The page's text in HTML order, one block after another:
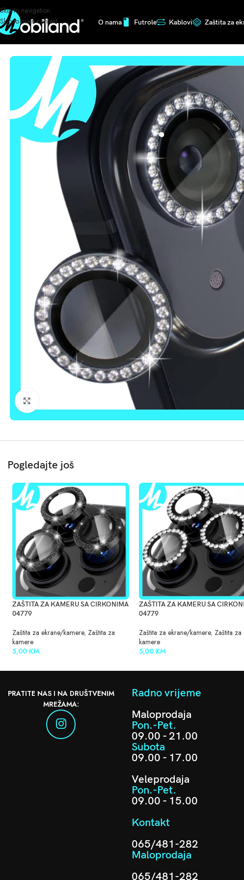
Skip to navigation
Skip to main content
O nama Futrole Kablovi Zaštita za
Početna/Zaštita za ekrane/kamere
Pogledajte još
ZAŠTITA ZA KAMERU SA CIRKONIMA
04779
Zaštita za ekrane/kamere, Zaštita za
kamere
5,00 KM
ZAŠTITA ZA KAMERU SA
04779
Zaštita za ekrane/kamere, Zaštita za
kamere
5,00 KM
PRATITE NAS I NA DRUŠTVENIM
MREŽAMA:
Radno vrijeme
Maloprodaja
Pon.-Pet.
09.00 - 21.00
Subota
09.00 - 17.00
Veleprodaja
Pon.-Pet.
09.00 - 15.00
Kontakt
065/481-282
Maloprodaja
065/481-282